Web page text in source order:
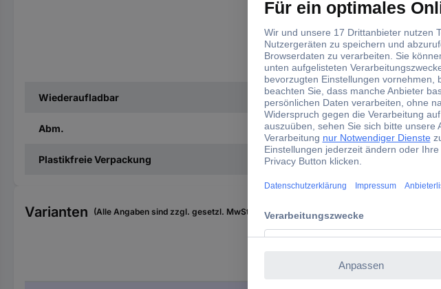
Wiederaufladbar
Abm.
Plastikfreie Verpackung
Varianten (Alle Angaben sind zzgl. gesetzl. MwSt., zzgl. Versand)